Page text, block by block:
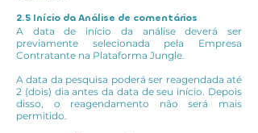
2.5 Início da Análise de comentários
A data de início da análise deverá ser
previamente selecionada pela Empresa
Contratante na Plataforma Jungle.
A data da pesquisa poderá ser reagendada até
2 (dois) dia antes da data de seu início. Depois
disso, o reagendamento não será mais
permitido.